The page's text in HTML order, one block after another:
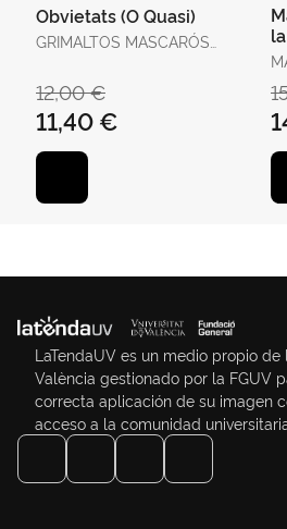
Obvietats (O Quasi)
GRIMALTOS MASCARÓS,
12,00 €
11,40 €
LaTendaUV es un medio propio
València gestionado por la FGUV
correcta aplicación de su imagen
acceso a la comunidad